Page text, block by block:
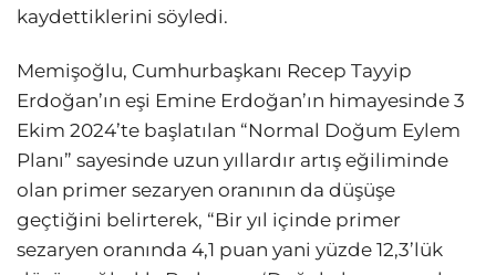
kaydettiklerini söyledi.
Memişoğlu, Cumhurbaşkanı Recep Tayyip
Erdoğan’ın eşi Emine Erdoğan’ın himayesinde 3
Ekim 2024’te başlatılan “Normal Doğum Eylem
Planı” sayesinde uzun yıllardır artış eğiliminde
olan primer sezaryen oranının da düşüşe
geçtiğini belirterek, “Bir yıl içinde primer
sezaryen oranında 4,1 puan yani yüzde 12,3’lük